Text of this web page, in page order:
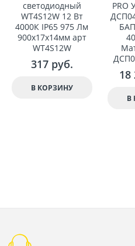
светодиодный
WT4S12W 12 Вт
4000К IP65 975 Лм
900x17x14мм арт
WT4S12W
317 руб.
В КОРЗИНУ
PRO
18
В